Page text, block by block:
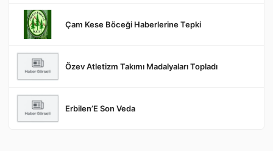
Çam Kese Böceği Haberlerine Tepki
Özev Atletizm Takımı Madalyaları Topladı
Erbilen’E Son Veda